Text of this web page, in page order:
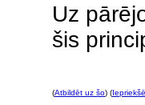
Uz
šis
(Atbildēt uz šo) (